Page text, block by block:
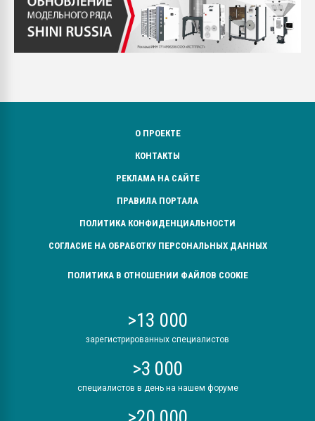
О ПРОЕКТЕ
КОНТАКТЫ
РЕКЛАМА НА САЙТЕ
ПРАВИЛА ПОРТАЛА
ПОЛИТИКА КОНФИДЕНЦИАЛЬНОСТИ
СОГЛАСИЕ НА ОБРАБОТКУ ПЕРСОНАЛЬНЫХ ДАННЫХ
ПОЛИТИКА В ОТНОШЕНИИ ФАЙЛОВ COOKIE
>13 000
зарегистрированных специалистов
>3 000
специалистов в день на нашем форуме